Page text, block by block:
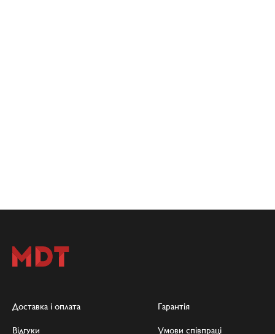
Доставка і оплата Гарантія
Відгуки Умови співпраці